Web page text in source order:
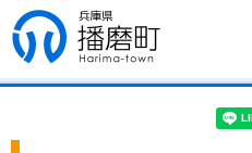
兵庫県 播磨
町